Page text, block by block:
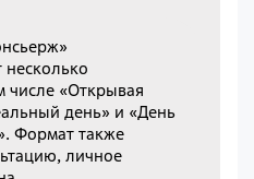
несколько
числе «Открывая
день» и «День
Формат также
личное